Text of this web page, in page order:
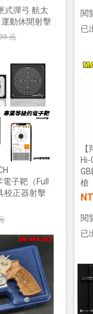
式彈弓 航太
動休閒射擊
元
子靶（Full
校正器射擊
水
【
閱
已
槍
閱
已